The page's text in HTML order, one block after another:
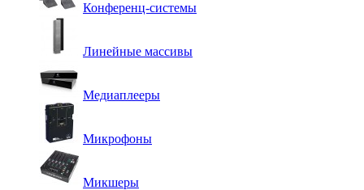
Конференц-системы
Линейные массивы
Медиаплееры
Микрофоны
Микшеры